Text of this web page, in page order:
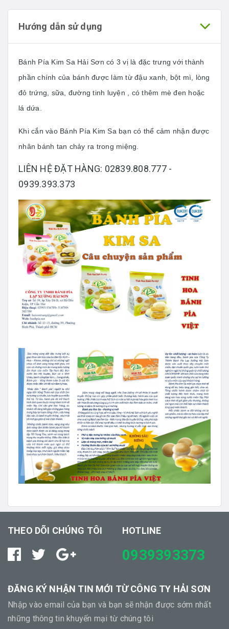
Hướng dẫn sử dụng
Bánh Pía Kim Sa Hải Sơn có 3 vị là đặc trưng với thành
phần chính của bánh được làm từ đậu xanh, bột mì, lòng
đỏ trứng, sữa, đường tinh luyện , có thêm mè đen hoặc
lá dứa.
Khi cắn vào Bánh Pía Kim Sa bạn có thể cảm nhận được
nhân bánh tan chảy ra trong miệng.
LIÊN HỆ ĐẶT HÀNG: 02839.808.777 -
0939.393.373
THEO DÕI CHÚNG TÔI HOTLINE
0939393373
ĐĂNG KÝ NHẬN TIN MỚI TỪ CÔNG TY HẢI SƠN
Nhập vào email của bạn và bạn sẽ nhận được sớm nhất
những thông tin khuyến mại từ chúng tôi